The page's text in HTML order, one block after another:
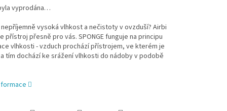
vyprodána…
vysoká vlhkost a nečistoty v ovzduší? Airbi
přístroj přesně pro vás. SPONGE funguje na principu
vlhkosti - vzduch prochází přístrojem, ve kterém je
tím dochází ke srážení vlhkosti do nádoby v podobě